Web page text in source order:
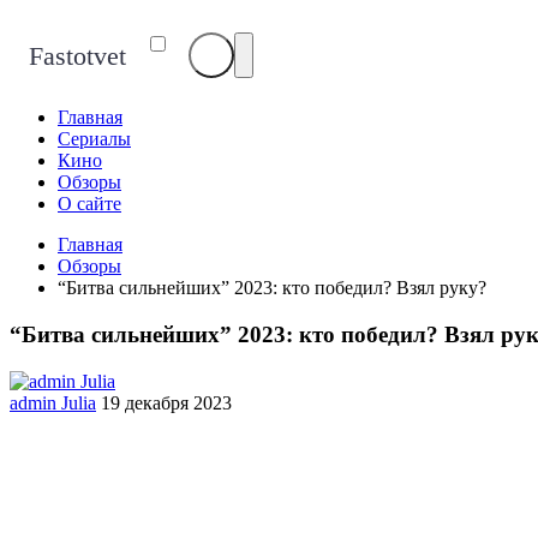
Fastotvet
Главная
Сериалы
Кино
Обзоры
О сайте
Главная
Обзоры
“Битва сильнейших” 2023: кто победил? Взял руку?
“Битва сильнейших” 2023: кто победил? Взял
admin Julia 19 декабря 2023